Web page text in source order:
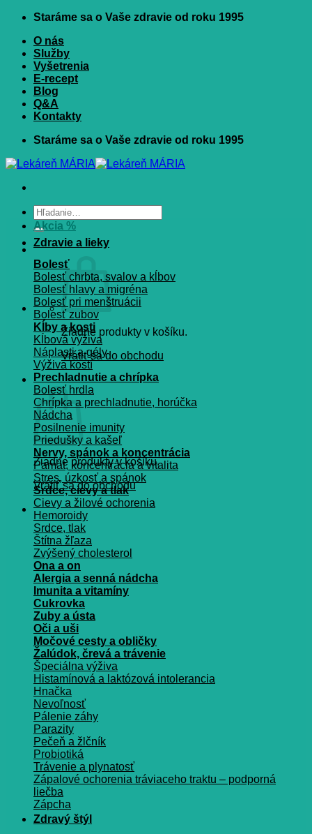
Skip
content
Staráme sa o Vaše zdravie od roku 1995
O nás
Služby
Vyšetrenia
E-recept
Blog
Q&A
Kontakty
Staráme sa o Vaše zdravie od roku 1995
Hľadať:
Žiadne produkty v košíku.
Vrátiť sa do obchodu
Košík
Žiadne produkty v košíku.
Vrátiť sa do obchodu
Akcia %
Zdravie a lieky
Bolesť
Bolesť chrbta, svalov a kĺbov
Bolesť hlavy a migréna
Bolesť pri menštruácii
Bolesť zubov
Kĺby a kosti
Kĺbová výživa
Náplasti a gély
Výživa kostí
Prechladnutie a chrípka
Bolesť hrdla
Chrípka a prechladnutie, horúčka
Nádcha
Posilnenie imunity
Priedušky a kašeľ
Nervy, spánok a koncentrácia
Pamät, koncentrácia a vitalita
Stres, úzkosť a spánok
Srdce, cievy a tlak
Cievy a žilové ochorenia
Hemoroidy
Srdce, tlak
Štítna žľaza
Zvýšený cholesterol
Ona a on
Alergia a senná nádcha
Imunita a vitamíny
Cukrovka
Zuby a ústa
Oči a uši
Močové cesty a obličky
Žalúdok, črevá a trávenie
Špeciálna výživa
Histamínová a laktózová intolerancia
Hnačka
Nevoľnosť
Pálenie záhy
Parazity
Pečeň a žlčník
Probiotiká
Trávenie a plynatosť
Zápalové ochorenia tráviaceho traktu – podporná
liečba
Zápcha
Zdravý štýl